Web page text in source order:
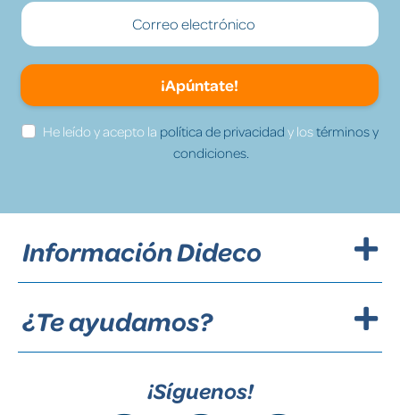
¡Apúntate!
He leído y acepto la política de privacidad y lostérminos y
condiciones.
Información Dideco
¿Te ayudamos?
¡Síguenos!